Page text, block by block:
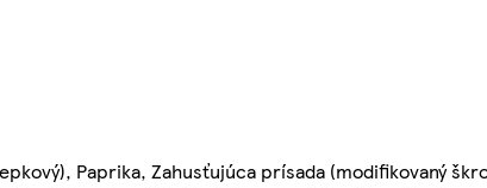
Paprika, Zahusťujúca prísada (modifikovaný